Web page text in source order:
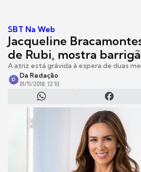
SBT Na Web
Jacqueline
de Rubi, mostra
A atriz está grávida à espera de duas
D
Da Redação
01/11/2018, 12:10